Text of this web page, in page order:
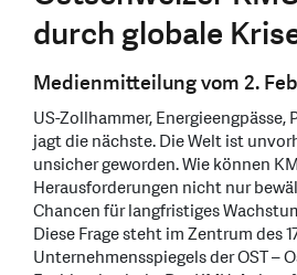
durch globale
Medienmitteilung vom 2.
US-Zollhammer, Energieengpässe,
jagt die nächste. Die Welt ist
unsicher geworden. Wie können
Herausforderungen nicht nur
Chancen für langfristiges
Diese Frage steht im Zentrum des
Unternehmensspiegels der OST –